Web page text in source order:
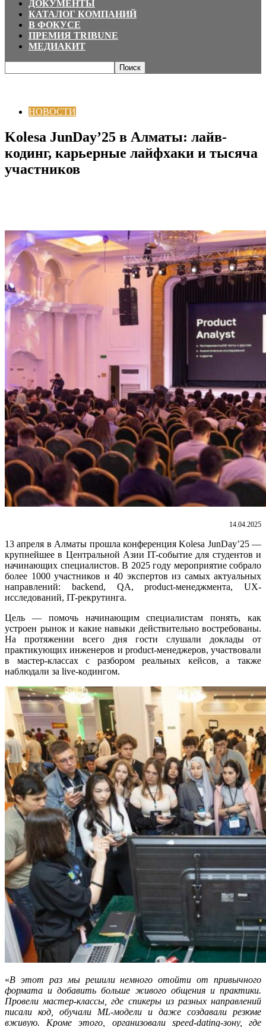
ДОКУМЕНТЫ
КАТАЛОГ КОМПАНИЙ
В ФОКУСЕ
ПРЕМИЯ TRIBUNE
МЕДИАКИТ
НОВОСТИ
Kolesa JunDay’25 в Алматы: лайв-
кодинг, карьерные лайфхаки и тысяча
участников
14.04.2025
13 апреля в Алматы прошла конференция Kolesa JunDay’25 —
крупнейшее в Центральной Азии IT-событие для студентов и
начинающих специалистов. В 2025 году мероприятие собрало
более 1000 участников и 40 экспертов из самых актуальных
направлений: backend, QA, product-менеджмента, UX-
исследований, IT-рекрутинга.
Цель — помочь начинающим специалистам понять, как
устроен рынок и какие навыки действительно востребованы.
На протяжении всего дня гости слушали доклады от
практикующих инженеров и product-менеджеров, участвовали
в мастер-классах с разбором реальных кейсов, а также
наблюдали за live-кодингом.
«В этот раз мы решили немного отойти от привычного
формата и добавить больше живого общения и практики.
Провели мастер-классы, где спикеры из разных направлений
писали код, обучали ML-модели и даже создавали резюме
вживую. Кроме этого, организовали speed-dating-зону, где